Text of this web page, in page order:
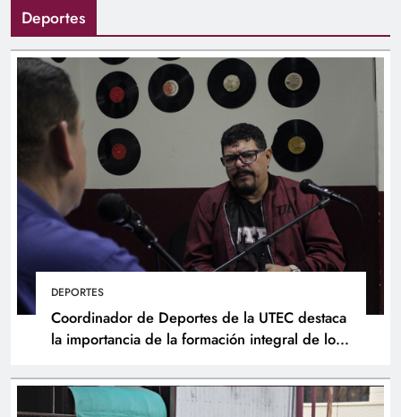
Deportes
DEPORTES
Coordinador de Deportes de la UTEC destaca
la importancia de la formación integral de los